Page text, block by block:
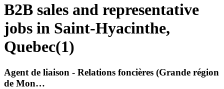
B2B sales and representative
jobs in Saint-Hyacinthe,
Quebec(1)
Agent de liaison - Relations foncières (Grande région
de Mon…